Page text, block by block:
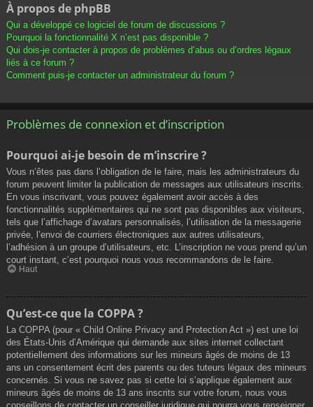
À propos de phpBB
Qui a développé ce logiciel de forum de discussions ?
Pourquoi la fonctionnalité X n’est pas disponible ?
Qui dois-je contacter à propos de problèmes d’abus ou d’ordres légaux
liés à ce forum ?
Comment puis-je contacter un administrateur du forum ?
Problèmes de connexion et d’inscription
Pourquoi ai-je besoin de m’inscrire ?
Vous n’êtes pas dans l’obligation de le faire, mais les administrateurs du
forum peuvent limiter la publication de messages aux utilisateurs inscrits.
En vous inscrivant, vous pouvez également avoir accès à des
fonctionnalités supplémentaires qui ne sont pas disponibles aux visiteurs,
tels que l’affichage d’avatars personnalisés, l’utilisation de la messagerie
privée, l’envoi de courriers électroniques aux autres utilisateurs,
l’adhésion à un groupe d’utilisateurs, etc. L’inscription ne vous prend qu’un
court instant, c’est pourquoi nous vous recommandons de le faire.
Haut
Qu’est-ce que la COPPA ?
La COPPA (pour « Child Online Privacy and Protection Act ») est une loi
des États-Unis d’Amérique qui demande aux sites internet collectant
potentiellement des informations sur les mineurs âgés de moins de 13
ans un consentement écrit des parents ou des tuteurs légaux des mineurs
concernés. Si vous ne savez pas si cette loi s’applique également aux
mineurs âgés de moins de 13 ans inscrits sur votre forum, nous vous